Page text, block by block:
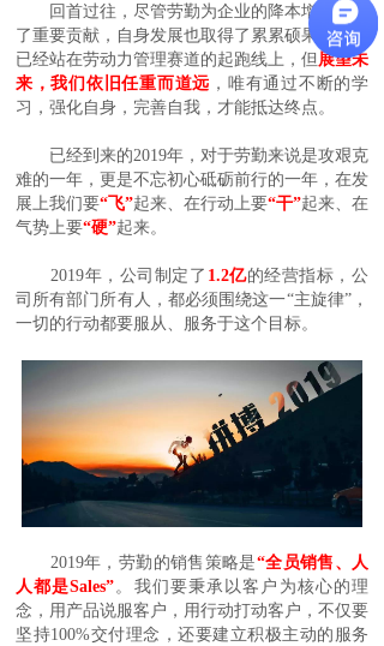
回首过往，尽管劳勤为企业的降本增效做出
了重要贡献，自身发展也取得了累累硕果，并且
已经站在劳动力管理赛道的起跑线上，但 展望未
来，我们依旧任重而道远 ，唯有通过不断的学
习，强化自身，完善自我，才能抵达终点。
已经到来的2019年，对于劳勤来说是攻艰克
难的一年，更是不忘初心砥砺前行的一年，在发
展上我们要“ 飞”起来、在行动上要“干”起来、在
气势上要“硬”起来。
2019年，公司制定了 1.2亿的经营指标，公
司所有部门所有人，都必须围绕这一“主旋律”，
一切的行动都要服从、服务于这个目标。
2019年，劳勤的销售策略是“全员销售、人
人都是Sales”。我们要秉承以客户为核心的理
念，用产品说服客户，用行动打动客户，不仅要
坚持100%交付理念，还要建立积极主动的服务